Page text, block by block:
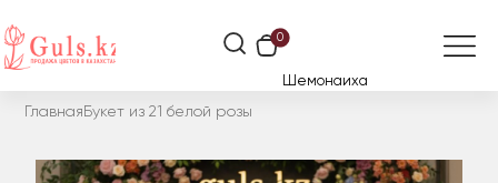
0
Шемонаиха
Главная Букет из 21 белой розы